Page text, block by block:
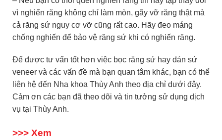
vì nghiến răng không chỉ làm mòn, gãy vỡ răng thật mà
cả răng sứ nguy cơ vỡ cũng rất cao. Hãy đeo máng
chống nghiến để bảo vệ răng sứ khi có nghiến răng.
Để được tư vấn tốt hơn việc bọc răng sứ hay dán sứ
veneer và các vấn đề mà bạn quan tâm khác, bạn có thể
liên hệ đến Nha khoa Thùy Anh theo địa chỉ dưới đây.
Cảm ơn các bạn đã theo dõi và tin tưởng sử dụng dịch
vụ tại Thùy Anh.
>>> Xem